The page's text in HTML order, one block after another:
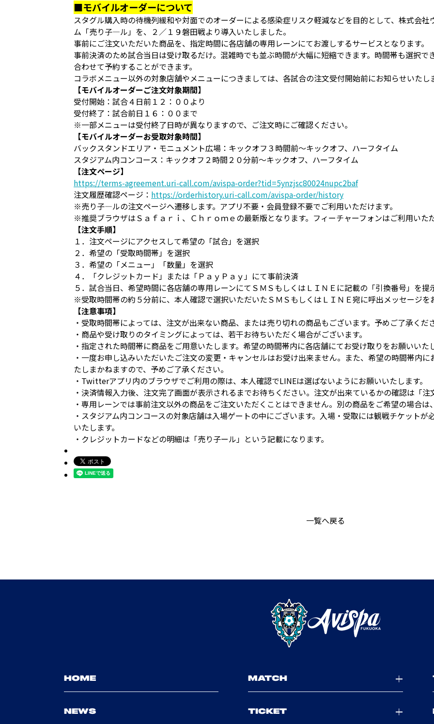
■モバイルオーダーについて
スタグル購入時の待機列緩和や対面でのオーダーによる感染症リスク軽減などを目的として、株式会
ム「売り子―ル」を、２／１９磐田戦より導入いたしました。
事前にご注文いただいた商品を、指定時間に各店舗の専用レーンにてお渡しするサービスとなります。
事前決済のため試合当日は受け取るだけ。混雑時でも並ぶ時間が大幅に短縮できます。時間帯も選択で
合わせて予約することができます。
コラボメニュー以外の対象店舗やメニューにつきましては、各試合の注文受付開始前にお知らせいたし
【モバイルオーダーご注文対象期間】
受付開始：試合４日前１２：００より
受付終了：試合前日１６：００まで
※一部メニューは受付終了日時が異なりますので、ご注文時にご確認ください。
【モバイルオーダーお受取対象時間】
バックスタンドエリア・モニュメント広場：キックオフ３時間前～キックオフ、ハーフタイム
スタジアム内コンコース：キックオフ２時間２０分前～キックオフ、ハーフタイム
【注文ページ】
https://terms-agreement.uri-call.com/avispa-order?tid=5ynzjsc80024nupc2baf
注文履歴確認ページ： https://orderhistory.uri-call.com/avispa-order/history
※売り子―ルの注文ページへ遷移します。アプリ不要・会員登録不要でご利用いただけます。
※推奨ブラウザはＳａｆａｒｉ、Ｃｈｒｏｍｅの最新版となります。フィーチャーフォンはご利用いた
【注文手順】
１．注文ページにアクセスして希望の「試合」を選択
２．希望の「受取時間帯」を選択
３．希望の「メニュー」「数量」を選択
４．「クレジットカード」または「ＰａｙＰａｙ」にて事前決済
５．試合当日、希望時間に各店舗の専用レーンにてＳＭＳもしくはＬＩＮＥに記載の「引換番号」を提
※受取時間帯の約５分前に、本人確認で選択いただいたＳＭＳもしくはＬＩＮＥ宛に呼出メッセージを
【注意事項】
・受取時間帯によっては、注文が出来ない商品、または売り切れの商品もございます。予めご了承くだ
・商品や受け取りのタイミングによっては、若干お待ちいただく場合がございます。
・指定された時間帯に商品をご用意いたします。希望の時間帯内に各店舗にてお受け取りをお願いいた
・一度お申し込みいただいたご注文の変更・キャンセルはお受け出来ません。また、希望の時間帯内
たしまかねますので、予めご了承ください。
・Twitterアプリ内のブラウザでご利用の際は、本人確認でLINEは選ばないようにお願いいたします。
・決済情報入力後、注文完了画面が表示されるまでお待ちください。注文が出来ているかの確認は「注
・専用レーンでは事前注文以外の商品をご注文いただくことはできません。別の商品をご希望の場合は
・スタジアム内コンコースの対象店舗は入場ゲートの中にございます。入場・受取には観戦チケット
いたします。
・クレジットカードなどの明細は「売り子ール」という記載になります。
一覧へ戻る
HOME MATCH
NEWS TICKET